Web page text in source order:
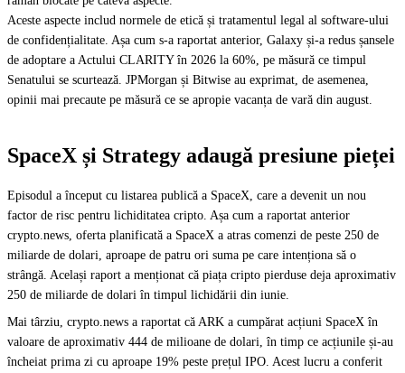
Aceste aspecte includ normele de etică și tratamentul legal al software-ului
de confidențialitate. Așa cum s-a raportat anterior, Galaxy și-a redus șansele
de adoptare a Actului CLARITY în 2026 la 60%, pe măsură ce timpul
Senatului se scurtează. JPMorgan și Bitwise au exprimat, de asemenea,
opinii mai precaute pe măsură ce se apropie vacanța de vară din august.
SpaceX și Strategy adaugă presiune pieței
Episodul a început cu listarea publică a SpaceX, care a devenit un nou
factor de risc pentru lichiditatea cripto. Așa cum a raportat anterior
crypto.news, oferta planificată a SpaceX a atras comenzi de peste 250 de
miliarde de dolari, aproape de patru ori suma pe care intenționa să o
strângă. Același raport a menționat că piața cripto pierduse deja aproximativ
250 de miliarde de dolari în timpul lichidării din iunie.
Mai târziu, crypto.news a raportat că ARK a cumpărat acțiuni SpaceX în
valoare de aproximativ 444 de milioane de dolari, în timp ce acțiunile și-au
încheiat prima zi cu aproape 19% peste prețul IPO. Acest lucru a conferit